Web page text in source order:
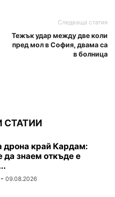
Следваща статия
Тежък удар между две коли
пред мол в София, двама са
в болница
СТАТИИ
дрона край Кардам:
да знаем откъде е
- 09.08.2026